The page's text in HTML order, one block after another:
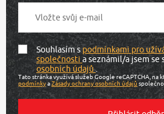
Souhlasím spodmínkami pro
společnostia seznámil/a jsem se
osobních údajů.
Tato stránka využívá služeb Google reCAPTCHA, na
podmínkyaZásady ochrany osobních údajů